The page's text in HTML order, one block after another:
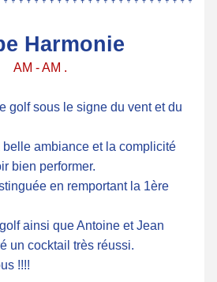
Harmonie
AM - AM .
golf sous le signe du vent et du
ambiance et la complicité
bien performer.
en remportant la 1ère
ainsi que Antoine et Jean
un cocktail très réussi.
!!!!